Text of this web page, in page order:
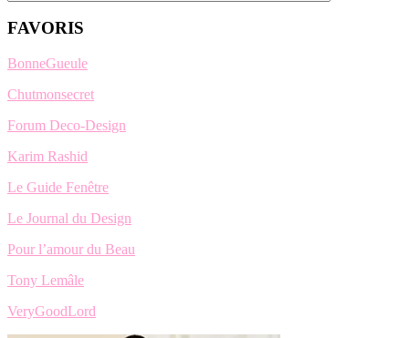
FAVORIS
BonneGueule
Chutmonsecret
Forum Deco-Design
Karim Rashid
Le Guide Fenêtre
Le Journal du Design
Pour l’amour du Beau
Tony Lemâle
VeryGoodLord